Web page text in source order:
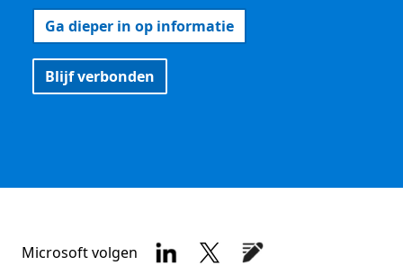
Ga dieper in op informatie
Blijf verbonden
Microsoft volgen